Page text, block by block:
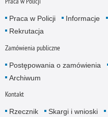
Praca w Policji Informacje
Rekrutacja
Zamówienia publiczne
Postępowania o zamówienia
Archiwum
Kontakt
Rzecznik Skargi i wnioski